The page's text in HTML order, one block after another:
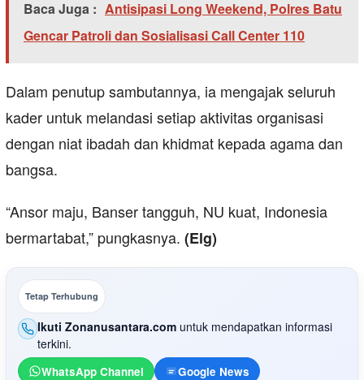
Baca Juga : Antisipasi Long Weekend, Polres Batu
Gencar Patroli dan Sosialisasi Call Center 110
Dalam penutup sambutannya, ia mengajak seluruh
kader untuk melandasi setiap aktivitas organisasi
dengan niat ibadah dan khidmat kepada agama dan
bangsa.
“Ansor maju, Banser tangguh, NU kuat, Indonesia
bermartabat,” pungkasnya. (Elg)
Tetap Terhubung
Ikuti Zonanusantara.com untuk mendapatkan informasi
terkini.
WhatsApp Channel Google News